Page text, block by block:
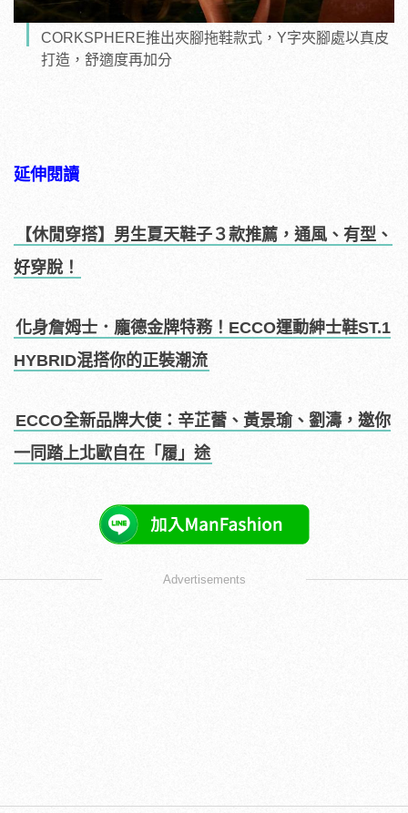
CORKSPHERE推出夾腳拖鞋款式，Y字夾腳處以真皮
打造，舒適度再加分
延伸閱讀
【休閒穿搭】男生夏天鞋子３款推薦，通風、有型、
好穿脫！
化身詹姆士．龐德金牌特務！ECCO運動紳士鞋ST.1
HYBRID混搭你的正裝潮流
ECCO全新品牌大使：辛芷蕾、黃景瑜、劉濤，邀你
一同踏上北歐自在「履」途
Advertisements